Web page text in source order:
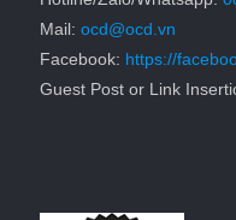
Mail: ocd@ocd.vn
Facebook: https://
Guest Post or Link